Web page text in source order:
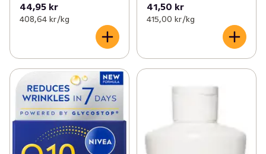
44,95 kr
408,64 kr /kg
41,50 kr
415,00 kr /kg